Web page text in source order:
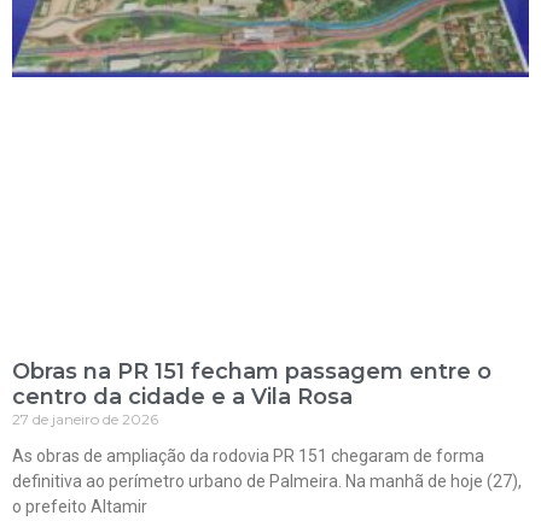
Obras na PR 151 fecham passagem entre o
centro da cidade e a Vila Rosa
27 de janeiro de 2026
As obras de ampliação da rodovia PR 151 chegaram de forma
definitiva ao perímetro urbano de Palmeira. Na manhã de hoje (27),
o prefeito Altamir